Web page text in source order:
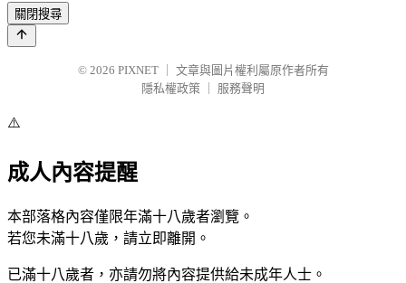
關閉搜尋
© 2026 PIXNET
文章與圖片權利屬原作者所有
隱私權政策
服務聲明
⚠️
成人內容提醒
本部落格內容僅限年滿十八歲者瀏覽。
若您未滿十八歲，請立即離開。
已滿十八歲者，亦請勿將內容提供給未成年人士。